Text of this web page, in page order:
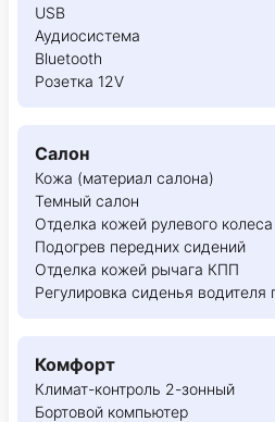
USB
Аудиосистема
Bluetooth
Розетка 12V
Салон
Кожа (материал салона)
Темный салон
Отделка кожей рулевого колеса
Подогрев передних сидений
Отделка кожей рычага КПП
Регулировка сиденья водителя
Комфорт
Климат-контроль 2-зонный
Бортовой компьютер